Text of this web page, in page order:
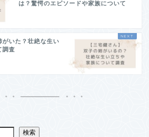
は？驚愕のエピソードや家族について
がいた？壮絶な生い
調査
検索